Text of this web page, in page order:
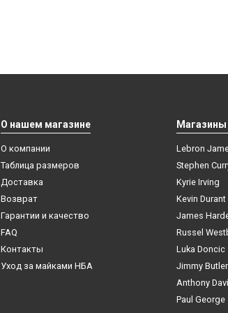
О нашем магазине
О компании
Таблица размеров
Доставка
Возврат
Гарантии и качество
FAQ
Контакты
Уход за майками НБА
Lebron
Stephen
Kyrie Irving
Kevin Durant
James
Russel
Luka Doncic
Jimmy Butler
Anthony
Paul George